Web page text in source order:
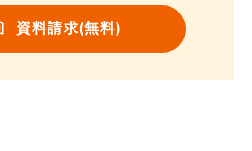
資料請求(無料)